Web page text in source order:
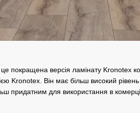
покращена версія ламінату Kronotex
Kronotex. Він має більш високий рівень
придатним для використання в